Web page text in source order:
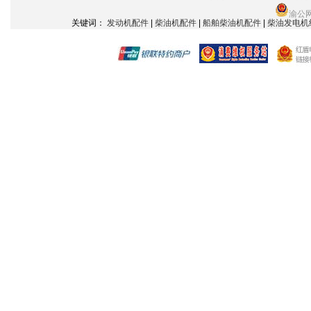
渝公
关键词： 发动机配件 | 柴油机配件 | 船舶柴油机配件 | 柴油发电机